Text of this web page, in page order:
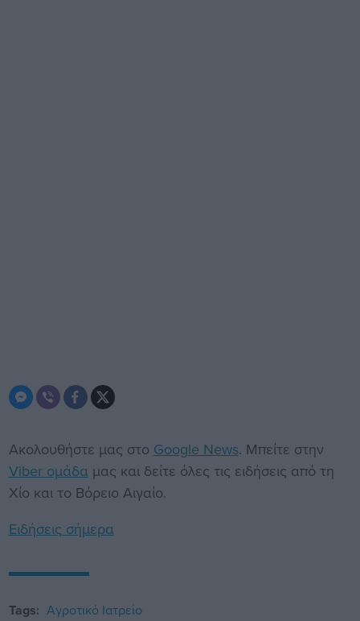
Ακολουθήστε μας στο Google News. Μπείτε στην
Viber ομάδα μας και δείτε όλες τις ειδήσεις από τη
Χίο και το Βόρειο Αιγαίο.
Ειδήσεις σήμερα
Tags: Αγροτικό Ιατρείο